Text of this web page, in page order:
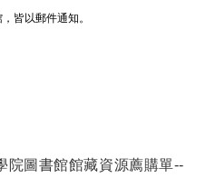
皆以郵件通知。
院圖書館館藏資源薦購單--